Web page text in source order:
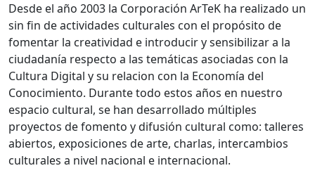
Desde el año 2003 la Corporación ArTeK ha realizado un
sin fin de actividades culturales con el propósito de
fomentar la creatividad e introducir y sensibilizar a la
ciudadanía respecto a las temáticas asociadas con la
Cultura Digital y su relacion con la Economía del
Conocimiento. Durante todo estos años en nuestro
espacio cultural, se han desarrollado múltiples
proyectos de fomento y difusión cultural como: talleres
abiertos, exposiciones de arte, charlas, intercambios
culturales a nivel nacional e internacional.